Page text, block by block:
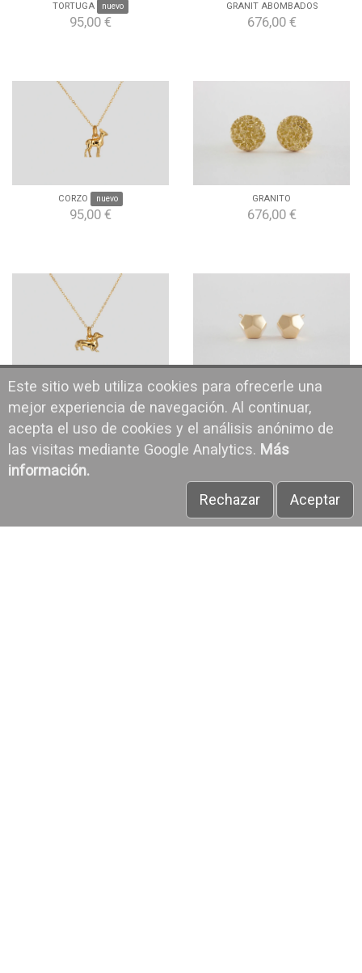
TORTUGA nuevo
95,00 €
GRANIT ABOMBADOS
676,00 €
CORZO nuevo
95,00 €
GRANITO
676,00 €
TECKEL
95,00 €
FACETTEN V2
568,00 €
Este sitio web utiliza cookies para ofrecerle una
mejor experiencia de navegación. Al continuar,
acepta el uso de cookies y el análisis anónimo de
las visitas mediante Google Analytics. Más
información.
Rechazar
Aceptar